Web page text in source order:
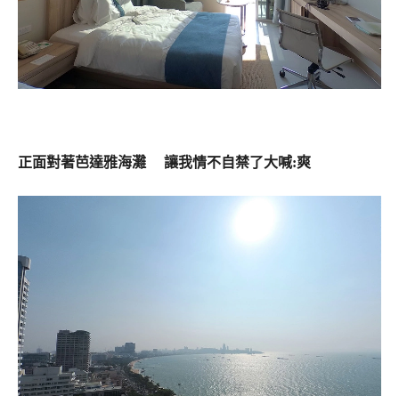
正面對著芭達雅海灘 讓我情不自禁了大喊:爽